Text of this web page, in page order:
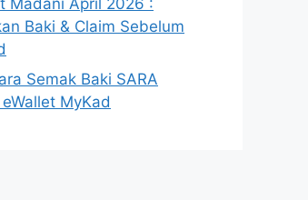
Baki & Claim Sebelum
Semak Baki SARA
MyKad